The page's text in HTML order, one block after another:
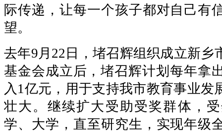
际传递，让每一个孩子都对自己有
望。
去年9月22日，堵召辉组织成立新乡
基金会成立后，堵召辉计划每年拿
入1亿元，用于支持我市教育事业发
壮大。继续扩大受助受奖群体，
学、大学，直至研究生，实现年级